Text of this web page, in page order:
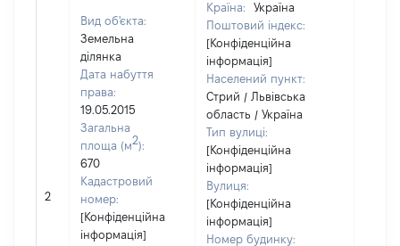
2
Вид об'єкта:
Земельна
ділянка
Дата набуття
права:
19.05.2015
Загальна
площа (м2):
670
Кадастровий
номер:
[Конфіденційна
інформація]
Країна:
Україна
Поштовий індекс:
[Конфіденційна
інформація]
Населений пункт:
Стрий / Львівська
область / Україна
Тип вулиці:
[Конфіденційна
інформація]
Вулиця:
[Конфіденційна
інформація]
Номер будинку: